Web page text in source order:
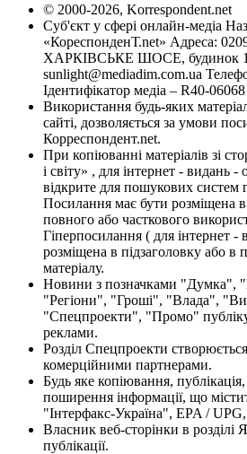
© 2000-2026, Korrespondent.net
Суб'єкт у сфері онлайн-медіа
«КореспонденТ.net» Адреса:
ХАРКІВСЬКЕ ШОСЕ, будинок
sunlight@mediadim.com.ua
Ідентифікатор медіа – R40-06068
Використання будь-яких
сайті, дозволяється за умови
Корреспондент.net.
При копіюванні матеріалів зі
і світу» , для інтернет - видань -
відкрите для пошукових систем
Посилання має бути розміщена в
повного або часткового
Гіперпосилання ( для інтернет
розміщена в підзаголовку або в
матеріалу.
Новини з позначками "Думка",
"Регіони", "Гроші", "Влада",
"Спецпроекти", "Промо"
реклами.
Розділ Спецпроекти
комерційними партнерами.
Будь яке копіювання,
поширення інформації, що
"Інтерфакс-Україна", EPA /
Власник веб-сторінки в розділі
публікації.